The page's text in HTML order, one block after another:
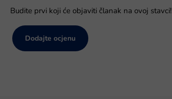
Budite prvi koji će objaviti članak na ovoj stavci!
Dodajte ocjenu